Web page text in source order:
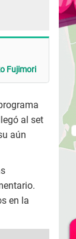
Fujimori
al set
aún
en la